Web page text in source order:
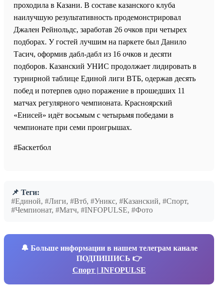
проходила в Казани. В составе казанского клуба
наилучшую результативность продемонстрировал
Джален Рейнольдс, заработав 26 очков при четырех
подборах. У гостей лучшим на паркете был Данило
Тасич, оформив дабл-дабл из 16 очков и десяти
подборов. Казанский УНИС продолжает лидировать в
турнирной таблице Единой лиги ВТБ, одержав десять
побед и потерпев одно поражение в прошедших 11
матчах регулярного чемпионата. Красноярский
«Енисей» идёт восьмым с четырьмя победами в
чемпионате при семи проигрышах.
#Баскетбол
📌 Теги:
#Единой, #Лиги, #Втб, #Уникс, #Казанский, #Спорт,
#Чемпионат, #Матч, #INFOPULSE, #Фото
🔔 Больше информации в нашем телеграм канале
ПОДПИШИСЬ 👉
Спорт | INFOPULSE